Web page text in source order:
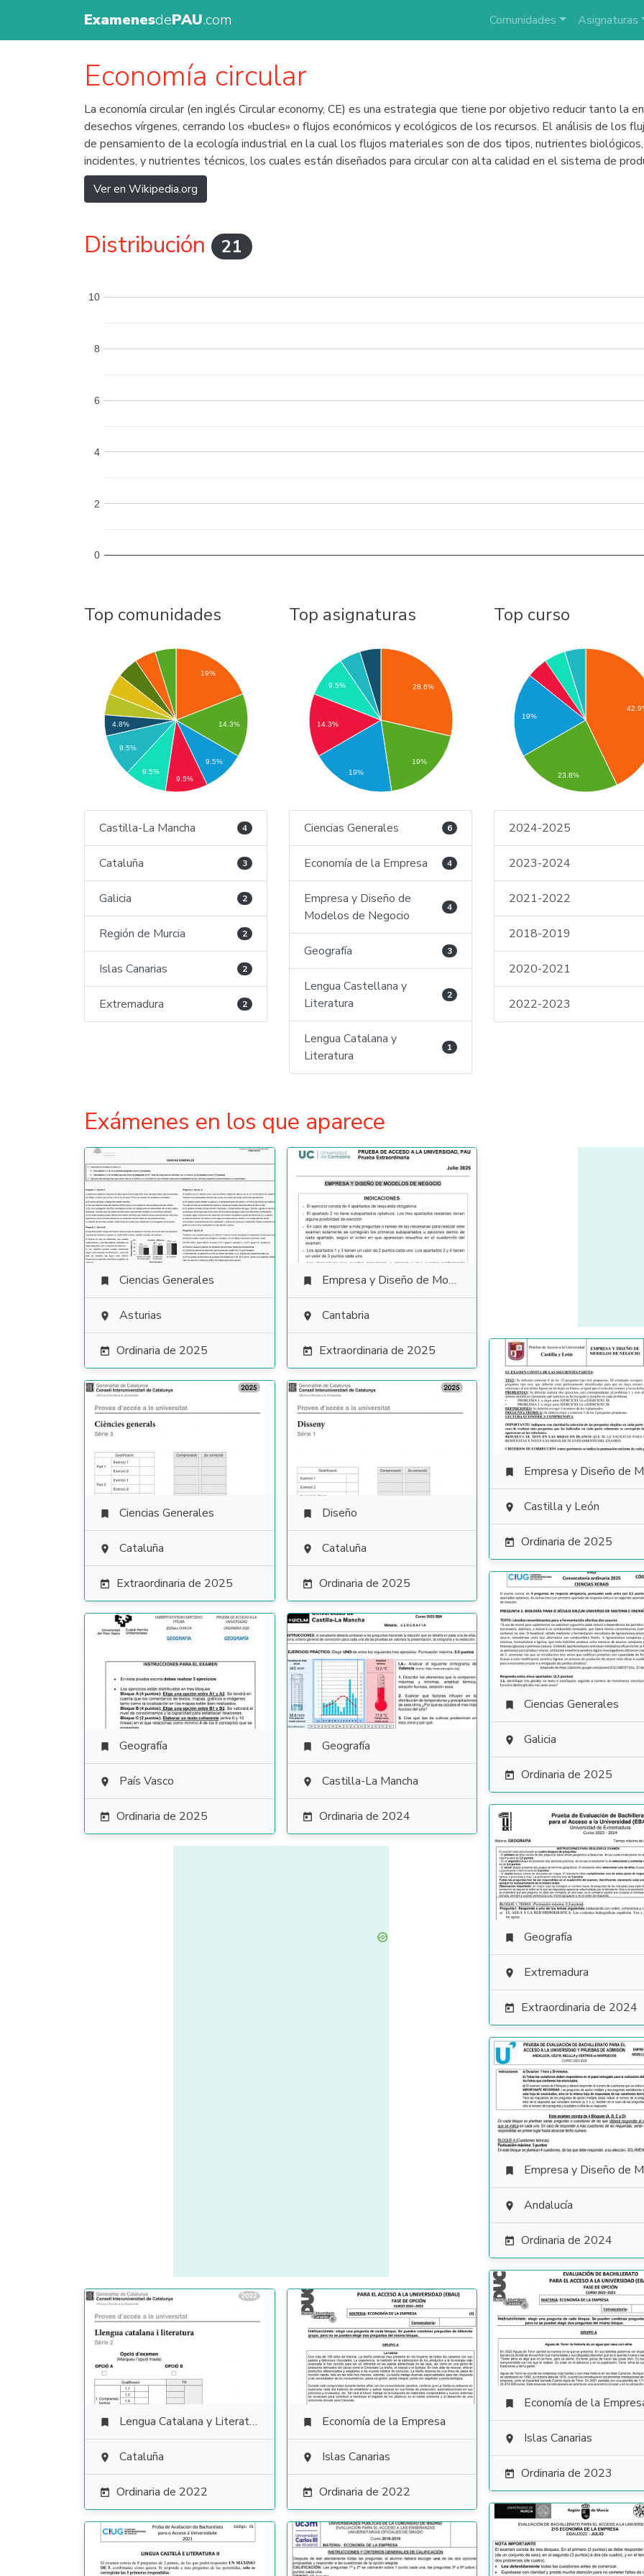
ExamenesdePAU.com Comunidades Asignaturas
Economía circular
La economía circular (en inglés Circular economy, CE) es una estrategia que tiene por objetivo reducir tanto la
desechos vírgenes, cerrando los «bucles» o flujos económicos y ecológicos de los recursos. El análisis de los
de pensamiento de la ecología industrial en la cual los flujos materiales son de dos tipos, nutrientes
incidentes, y nutrientes técnicos, los cuales están diseñados para circular con alta calidad en el sistema de
Ver en Wikipedia.org
Distribución 21
0
2
4
6
8
10
Top comunidades
19%
14.3%
9.5%
4.8%
9.5%
9.5%
9.5%
Castilla-La Mancha 4
Cataluña 3
Galicia 2
Región de Murcia 2
Islas Canarias 2
Extremadura 2
Top asignaturas
28.6%
19%
9.5%
14.3%
19%
Ciencias Generales 6
Economía de la Empresa 4
Empresa y Diseño de
Modelos de Negocio
4
Geografía 3
Lengua Castellana y
Literatura
2
Lengua Catalana y
Literatura
1
Top curso
19%
23.8%
2024-2025
2023-2024
2021-2022
2018-2019
2020-2021
2022-2023
Exámenes en los que aparece
 Ciencias Generales
 Asturias
 Ordinaria de 2025
 Empresa y Diseño de Modelos de Negocio
 Cantabria
 Extraordinaria de 2025
 Empresa y Diseño de Modelos de
 Castilla y León
 Ordinaria de 2025
 Ciencias Generales
 Cataluña
 Extraordinaria de 2025
 Diseño
 Cataluña
 Ordinaria de 2025
 Ciencias Generales
 Galicia
 Ordinaria de 2025
 Geografía
 País Vasco
 Ordinaria de 2025
 Geografía
 Castilla-La Mancha
 Ordinaria de 2024
 Geografía
 Extremadura
 Extraordinaria de 2024
 Empresa y Diseño de Modelos de
 Andalucía
 Ordinaria de 2024
 Economía de la
 Islas Canarias
 Ordinaria de 2023
 Lengua Catalana y Literatura
 Cataluña
 Ordinaria de 2022
 Economía de la Empresa
 Islas Canarias
 Ordinaria de 2022